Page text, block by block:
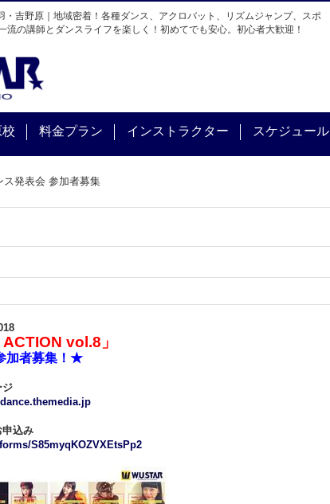
吉野原｜地域密着！各種ダンス、アクロバット、リズムジャンプ、スポ
の講師とダンスライフを楽しく！初めてでも安心。初心者大歓迎！
料金プラン インストラクター スケジュール
ス発表会 参加者募集
ACTION vol.8」
加者募集！★
ジ
申込み
S85myqKOZVXEtsPp2